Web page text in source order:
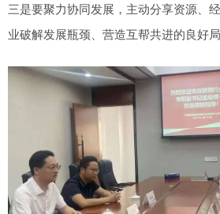
三是要聚力协同发展，主动分享资源、
业破解发展瓶颈、营造互帮共进的良好局